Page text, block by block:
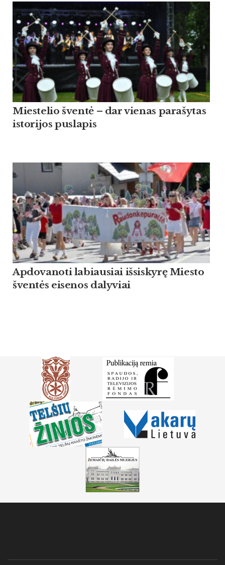
Miestelio šventė – dar vienas parašytas
istorijos puslapis
Apdovanoti labiausiai išsiskyrę Miesto
šventės eisenos dalyviai